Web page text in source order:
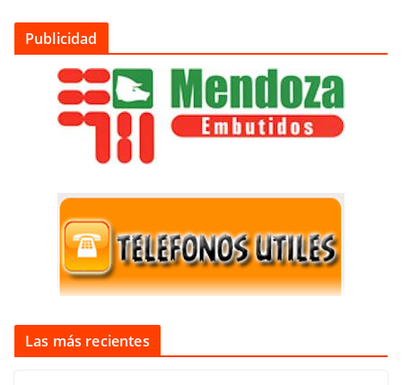
Publicidad
Las más recientes